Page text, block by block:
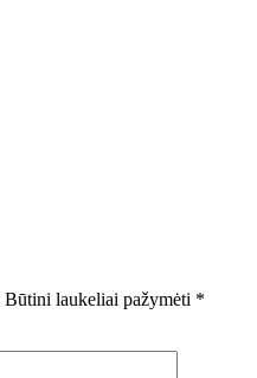
Būtini laukeliai pažymėti *